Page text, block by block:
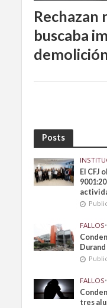
Rechazan
buscaba
Posts
El CFJ
FALLOS•
FALLOS•
tres